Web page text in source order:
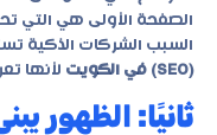
الصفحة الأولى هي التي
السبب الشركات الذكية
(SEO) في الكويت
لأنها
ثانيًا: الظهور